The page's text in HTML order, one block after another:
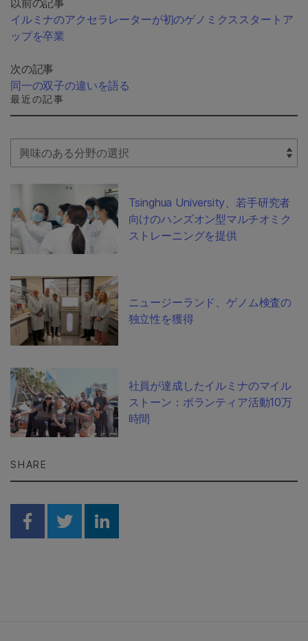
以前の記事
イルミナのアクセラレーターが初のゲノミクススタートア
ップを卒業
次の記事
同一の双子の違いを語る
最近の記事
Select Filter
Tsinghua University、若手研究者
向けのハンズオン型マルチオミク
ストレーニングを提供
ニュージーランド、ゲノム検査の
独立性を獲得
社員が達成したイルミナのマイル
ストーン：ボランティア活動10万
時間
SHARE
Share on Facebook
Share on Twitter
Share on Linkedin